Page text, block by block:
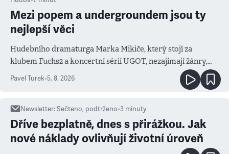
Mezi popem a undergroundem jsou ty
nejlepší věci
Hudebního dramaturga Marka Mikiče, který stojí za
klubem Fuchs2 a koncertní sérií UGOT, nezajímají žánry,
Pavel Turek•5. 8. 2026
Newsletter:Sečteno, podtrženo•3 minuty
Dříve bezplatně, dnes s přirážkou. Jak
nové náklady ovlivňují životní úroveň